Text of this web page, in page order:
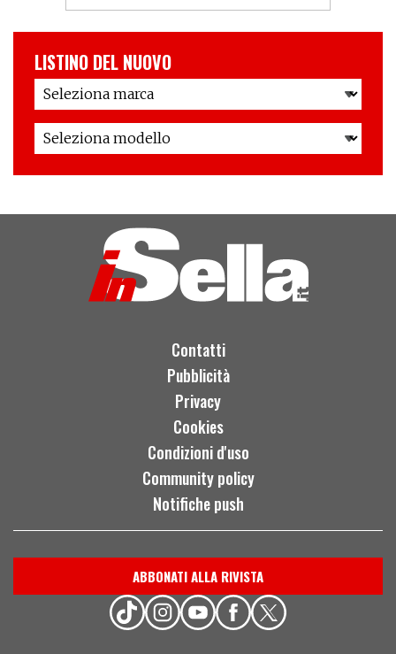
LISTINO DEL NUOVO
Contatti
Pubblicità
Privacy
Cookies
Condizioni d'uso
Community policy
Notifiche push
ABBONATI ALLA RIVISTA